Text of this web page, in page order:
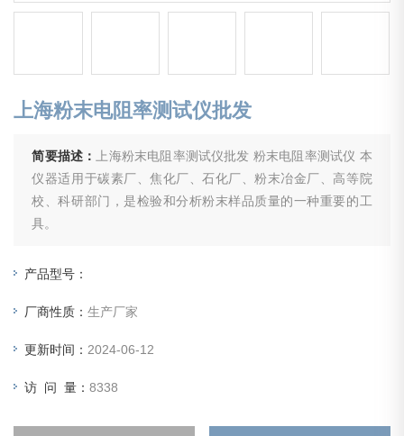
上海粉末电阻率测试仪批发
简要描述：
上海粉末电阻率测试仪批发 粉末电阻率测试仪 本
仪器适用于碳素厂、焦化厂、石化厂、粉末冶金厂、高等院
校、科研部门，是检验和分析粉末样品质量的一种重要的工
具。
产品型号：
厂商性质：生产厂家
更新时间： 2024-06-12
访 问 量：8338